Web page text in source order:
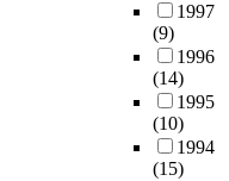
1997
(9)
1996
(14)
1995
(10)
1994
(15)